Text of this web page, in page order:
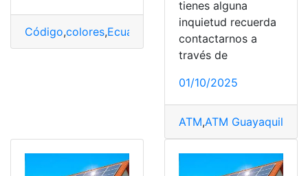
Código,colores,Ecuador Significado
tienes alguna
inquietud recuerda
contactarnos a
través de
01/10/2025
ATM,ATM Guayaquil